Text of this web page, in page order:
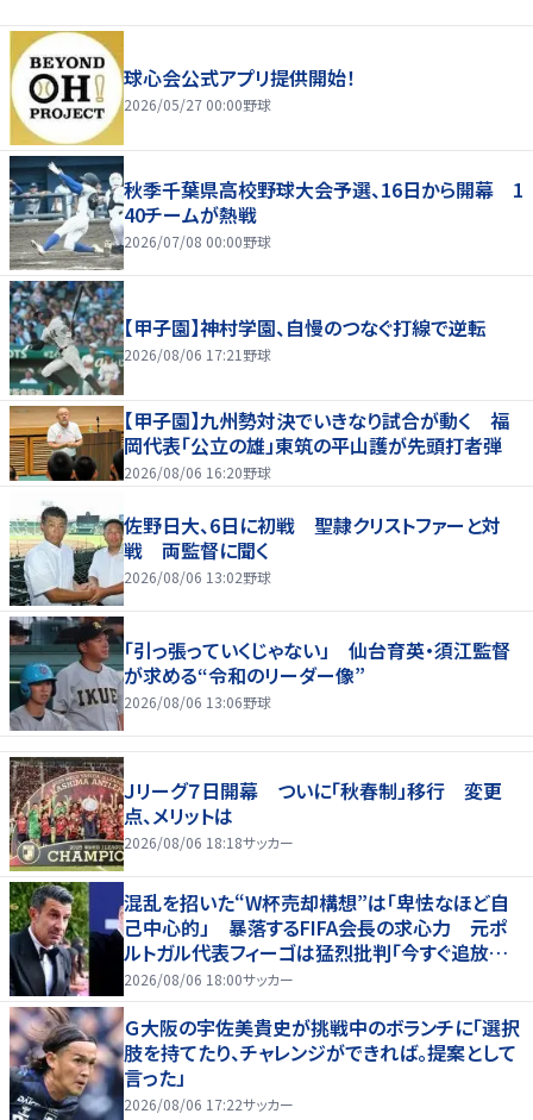
球心会公式アプリ提供開始！
2026/05/27 00:00野球
秋季千葉県高校野球大会予選、16日から開幕 1
40チームが熱戦
2026/07/08 00:00野球
【甲子園】神村学園、自慢のつなぐ打線で逆転
2026/08/06 17:21 野球
【甲子園】九州勢対決でいきなり試合が動く 福
岡代表「公立の雄」東筑の平山護が先頭打者弾
2026/08/06 16:20野球
佐野日大、6日に初戦 聖隷クリストファーと対
戦 両監督に聞く
2026/08/06 13:02野球
「引っ張っていくじゃない」 仙台育英・須江監督
が求める“令和のリーダー像”
2026/08/06 13:06野球
Ｊリーグ７日開幕 ついに「秋春制」移行 変更
点、メリットは
2026/08/06 18:18サッカー
混乱を招いた“W杯売却構想”は「卑怯なほど自
己中心的」 暴落するFIFA会長の求心力 元ポ
ルトガル代表フィーゴは猛烈批判「今すぐ追放す
べきだ」
2026/08/06 18:00サッカー
Ｇ大阪の宇佐美貴史が挑戦中のボランチに「選択
肢を持てたり、チャレンジができれば。提案として
言った」
2026/08/06 17:22サッカー